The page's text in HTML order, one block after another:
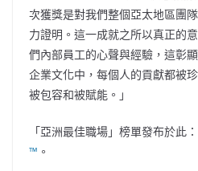
次獲獎是對我們整個亞太地區團
力證明。這一成就之所以真正的
們內部員工的心聲與經驗，這彰
企業文化中，每個人的貢獻都被
被包容和被賦能。」
「亞洲最佳職場」榜單發布於此：
™ 。